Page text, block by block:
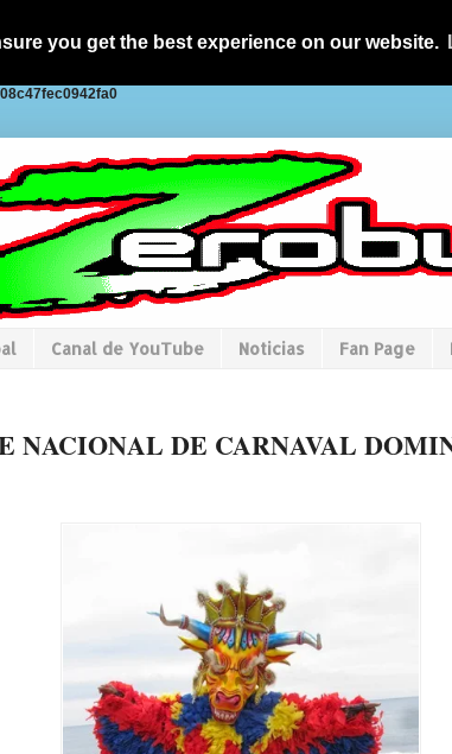
you get the best experience on our website.
Canal de YouTube Noticias Fan Page
NACIONAL DE CARNAVAL